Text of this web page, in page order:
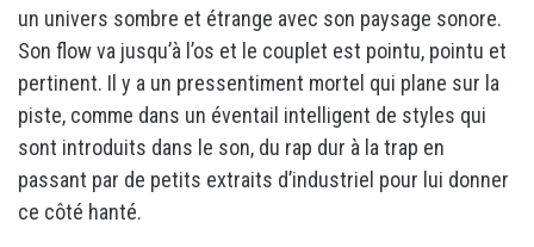
un univers sombre et étrange avec son paysage sonore.
Son flow va jusqu’à l’os et le couplet est pointu, pointu et
pertinent. Il y a un pressentiment mortel qui plane sur la
piste, comme dans un éventail intelligent de styles qui
sont introduits dans le son, du rap dur à la trap en
passant par de petits extraits d’industriel pour lui donner
ce côté hanté.